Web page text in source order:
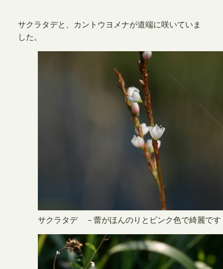
サクラタデと、カントウヨメナが道端に咲いていま
した。
サクラタデ －蕾がほんのりとピンク色で綺麗です